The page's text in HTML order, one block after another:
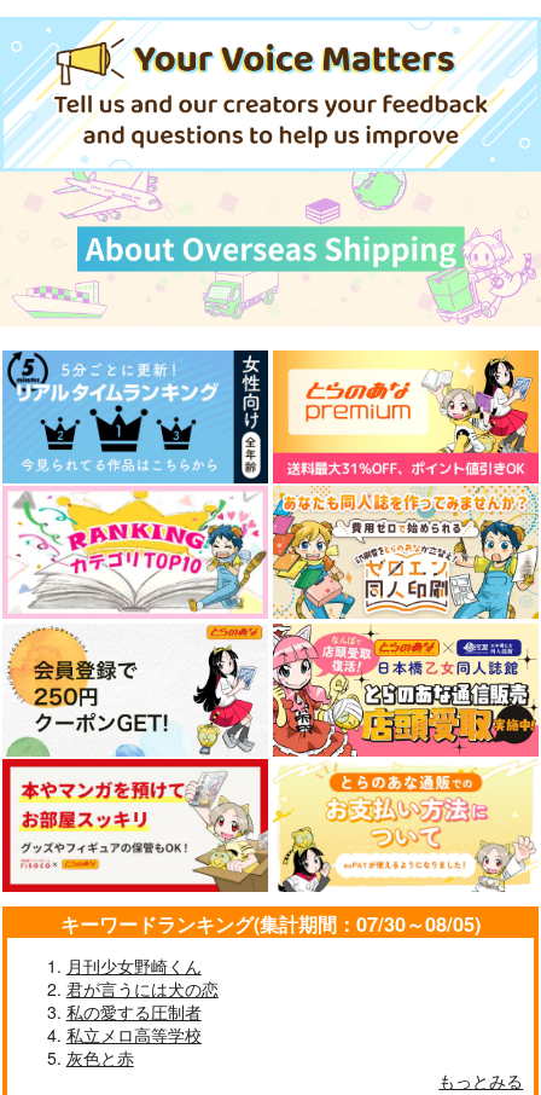
キーワードランキング(集計期間：07/30～08/05)
月刊少女野崎くん
君が言うには犬の恋
私の愛する圧制者
私立メロ高等学校
灰色と赤
もっとみる